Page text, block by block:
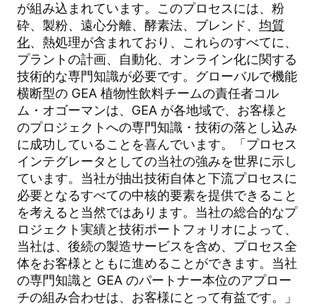
が組み込まれています。このプロセスには、粉
砕、製粉、遠心分離、酵素法、ブレンド、 均質
化、熱処理が含まれており、これらのすべてに、
プラントの計画、自動化、オンライン化に関する
技術的な専門知識が必要です。グローバルで機能
横断型の GEA 植物性飲料チームの責任者コル
ム・オゴーマンは、GEA が各地域で、お客様と
のプロジェクトへの専門知識・技術の落とし込み
に成功していることを喜んでいます。「プロセス
インテグレータとしての当社の強みを世界に示し
ています。当社が抽出技術自体と下流プロセスに
必要となるすべての中核的要素を提供できること
を考えると当然ではあります。当社の総合的なプ
ロジェクト実績と技術ポートフォリオによって、
当社は、後続の製造サービスを含め、プロセス全
体をお客様とともに進めることができます。当社
の専門知識と GEA のパートナー本位のアプロー
チの組み合わせは、お客様にとって有益です。」